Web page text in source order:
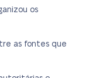
os
as fontes que